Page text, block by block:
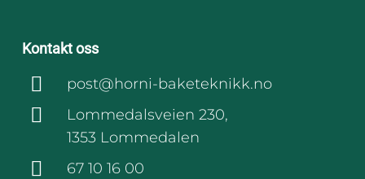
Kontakt oss
post@horni-baketeknikk.no
Lommedalsveien 230,
1353 Lommedalen
67 10 16 00